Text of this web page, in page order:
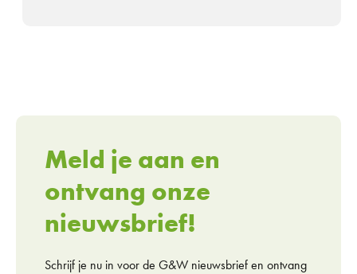
Meld je aan en
ontvang onze
nieuwsbrief!
Schrijf je nu in voor de G&W nieuwsbrief en ontvang